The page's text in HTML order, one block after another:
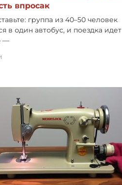
впросак
группа из 40–50 человек
в один автобус, и поездка идет
—